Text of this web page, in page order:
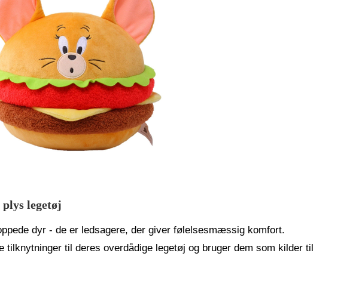
legetøj
dyr - de er ledsagere, der giver følelsesmæssig komfort.
til deres overdådige legetøj og bruger dem som kilder til